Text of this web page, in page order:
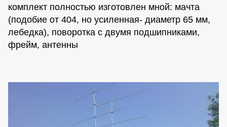
комплект полностью изготовлен мной: мачта
(подобие от 404, но усиленная- диаметр 65 мм,
лебедка), поворотка с двумя подшипниками,
фрейм, антенны